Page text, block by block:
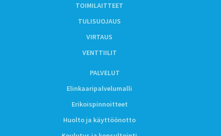
TOIMILAITTEET
TULISUOJAUS
VIRTAUS
VENTTIILIT
PALVELUT
Elinkaaripalvelumalli
Erikoispinnoitteet
Huolto ja käyttöönotto